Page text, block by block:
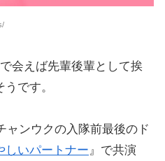
会えば先輩後輩として挨
です。
ャンウクの入隊前最後のド
しいパートナー』で共演